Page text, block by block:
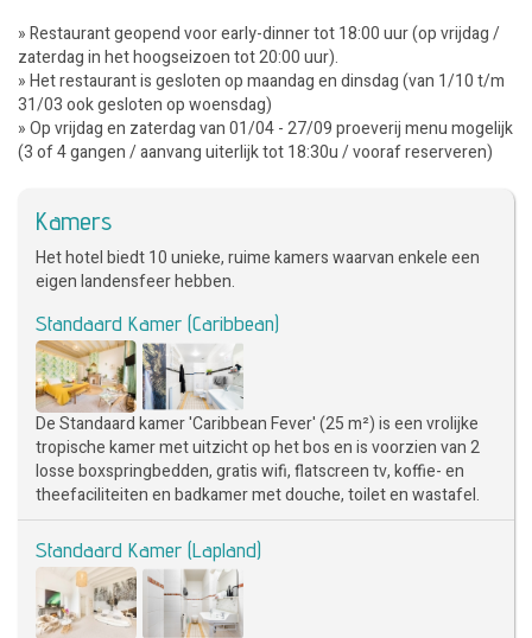
» Restaurant geopend voor early-dinner tot 18:00 uur (op vrijdag /
zaterdag in het hoogseizoen tot 20:00 uur).
» Het restaurant is gesloten op maandag en dinsdag (van 1/10 t/m
31/03 ook gesloten op woensdag)
» Op vrijdag en zaterdag van 01/04 - 27/09 proeverij menu mogelijk
(3 of 4 gangen / aanvang uiterlijk tot 18:30u / vooraf reserveren)
Kamers
Het hotel biedt 10 unieke, ruime kamers waarvan enkele een
eigen landensfeer hebben.
Standaard Kamer (Caribbean)
De Standaard kamer 'Caribbean Fever' (25 m²) is een vrolijke
tropische kamer met uitzicht op het bos en is voorzien van 2
losse boxspringbedden, gratis wifi, flatscreen tv, koffie- en
theefaciliteiten en badkamer met douche, toilet en wastafel.
Standaard Kamer (Lapland)